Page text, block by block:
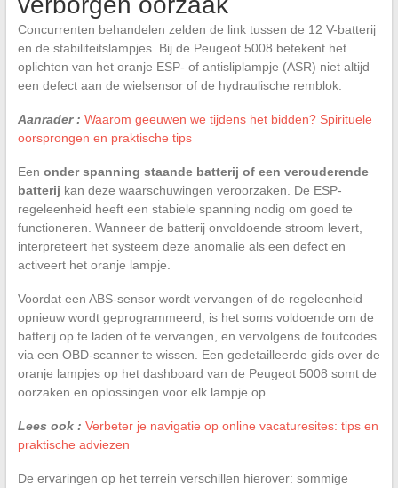
Concurrenten behandelen zelden de link tussen de 12 V-batterij
en de stabiliteitslampjes. Bij de Peugeot 5008 betekent het
oplichten van het oranje ESP- of antisliplampje (ASR) niet altijd
een defect aan de wielsensor of de hydraulische remblok.
Aanrader : Waarom geeuwen we tijdens het bidden? Spirituele
oorsprongen en praktische tips
Een onder spanning staande batterij of een verouderende
batterij kan deze waarschuwingen veroorzaken. De ESP-
regeleenheid heeft een stabiele spanning nodig om goed te
functioneren. Wanneer de batterij onvoldoende stroom levert,
interpreteert het systeem deze anomalie als een defect en
activeert het oranje lampje.
Voordat een ABS-sensor wordt vervangen of de regeleenheid
opnieuw wordt geprogrammeerd, is het soms voldoende om de
batterij op te laden of te vervangen, en vervolgens de foutcodes
via een OBD-scanner te wissen. Een gedetailleerde gids over de
oranje lampjes op het dashboard van de Peugeot 5008 somt de
oorzaken en oplossingen voor elk lampje op.
Lees ook : Verbeter je navigatie op online vacaturesites: tips en
praktische adviezen
De ervaringen op het terrein verschillen hierover: sommige